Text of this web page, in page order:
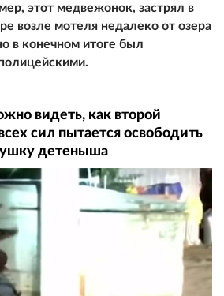
этот медвежонок, застрял в
возле мотеля недалеко от озера
в конечном итоге был
видеть, как второй
сил пытается освободить
детеныша